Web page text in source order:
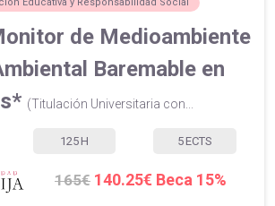
de Medioambiente
Baremable en
(Titulación Universitaria con...
125 H 5 ECTS
165€ 140.25€ Beca 15%